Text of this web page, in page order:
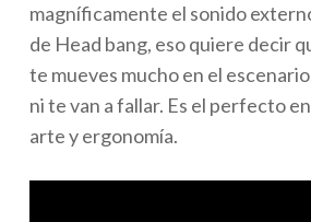
magníficamente el sonido
de Head bang, eso quiere decir
te mueves mucho en el
ni te van a fallar. Es el perfecto
arte y ergonomía.